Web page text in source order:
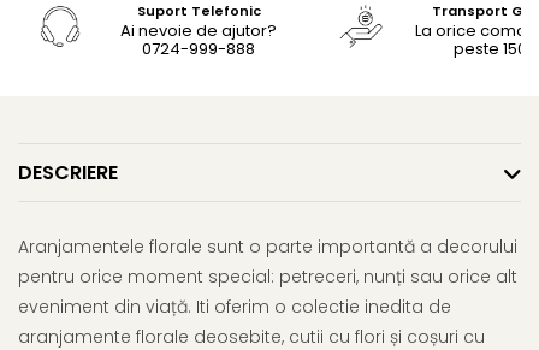
Suport Telefonic
Ai nevoie de ajutor?
0724-999-888
Transport
La orice
peste
DESCRIERE
Aranjamentele florale sunt o parte importantă a decorului
pentru orice moment special: petreceri, nunți sau orice alt
eveniment din viață. Iti oferim o colectie inedita de
aranjamente florale deosebite, cutii cu flori și coșuri cu